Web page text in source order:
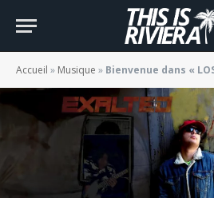
Accueil » Musique » Bienvenue dans « LOST